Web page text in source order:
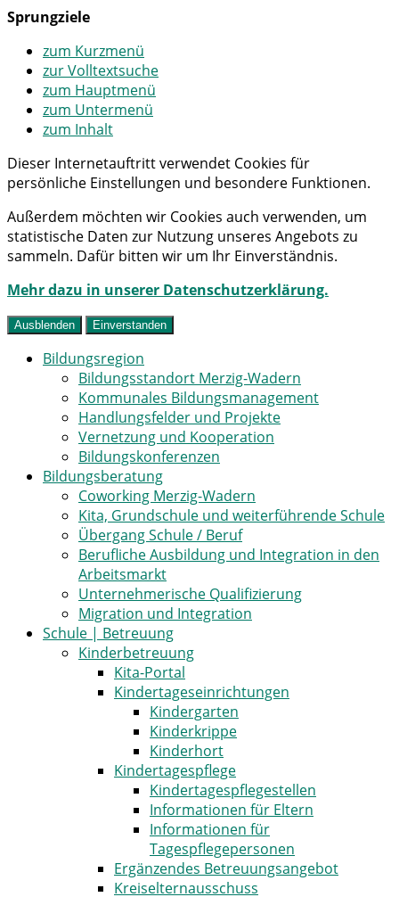
Sprungziele
zum Kurzmenü
zur Volltextsuche
zum Hauptmenü
zum Untermenü
zum Inhalt
Dieser Internetauftritt verwendet Cookies für
persönliche Einstellungen und besondere Funktionen.
Außerdem möchten wir Cookies auch verwenden, um
statistische Daten zur Nutzung unseres Angebots zu
sammeln. Dafür bitten wir um Ihr Einverständnis.
Mehr dazu in unserer Datenschutzerklärung.
Ausblenden Einverstanden
Bildungsregion
Bildungsstandort Merzig-Wadern
Kommunales Bildungsmanagement
Handlungsfelder und Projekte
Vernetzung und Kooperation
Bildungskonferenzen
Bildungsberatung
Coworking Merzig-Wadern
Kita, Grundschule und weiterführende Schule
Übergang Schule / Beruf
Berufliche Ausbildung und Integration in den
Arbeitsmarkt
Unternehmerische Qualifizierung
Migration und Integration
Schule | Betreuung
Kinderbetreuung
Kita-Portal
Kindertageseinrichtungen
Kindergarten
Kinderkrippe
Kinderhort
Kindertagespflege
Kindertagespflegestellen
Informationen für Eltern
Informationen für
Tagespflegepersonen
Ergänzendes Betreuungsangebot
Kreiselternausschuss